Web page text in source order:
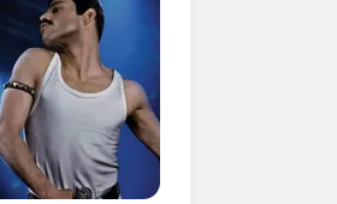
Other